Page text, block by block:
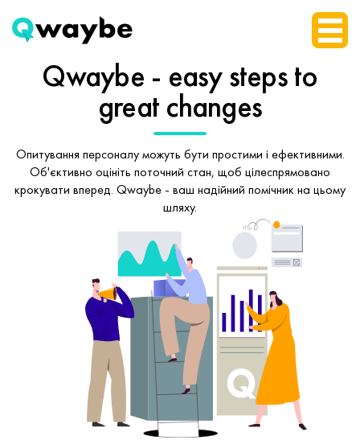
Qwaybe - easy stepsto
great changes
Опитування персоналу можуть бути простими і ефективними.
Об'єктивно оцініть поточний стан, щоб цілеспрямовано
крокувати вперед. Qwaybe - ваш надійний помічник на цьому
шляху.